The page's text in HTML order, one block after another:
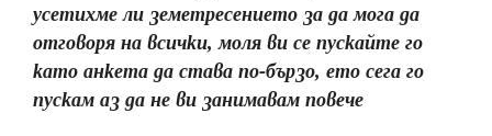
усетихме ли земетресението за да мога да
отговоря на всички, моля ви се пускайте го
като анкета да става по-бързо, ето сега го
пускам аз да не ви занимавам повече